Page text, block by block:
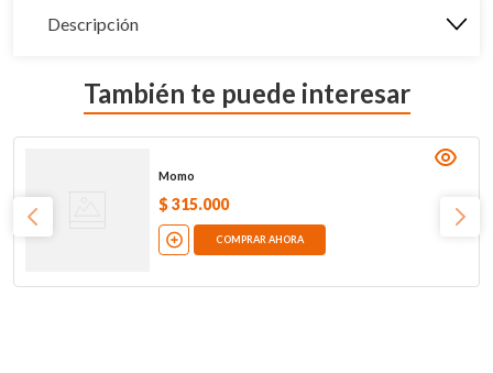
Descripción
También te puede interesar
Momo
$ 315.000
COMPRAR AHORA